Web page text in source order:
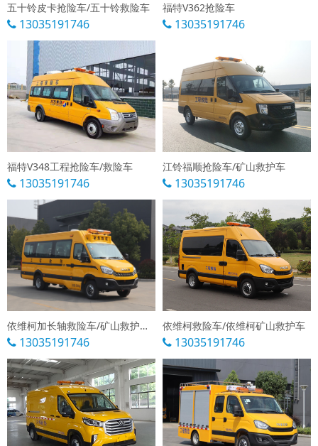
五十铃皮卡抢险车/五十铃救险车
13035191746
福特V362抢险车
13035191746
福特V348工程抢险车/救险车
13035191746
江铃福顺抢险车/矿山救护车
13035191746
依维柯加长轴救险车/矿山救护车/气防车
13035191746
依维柯救险车/依维柯矿山救护车
13035191746